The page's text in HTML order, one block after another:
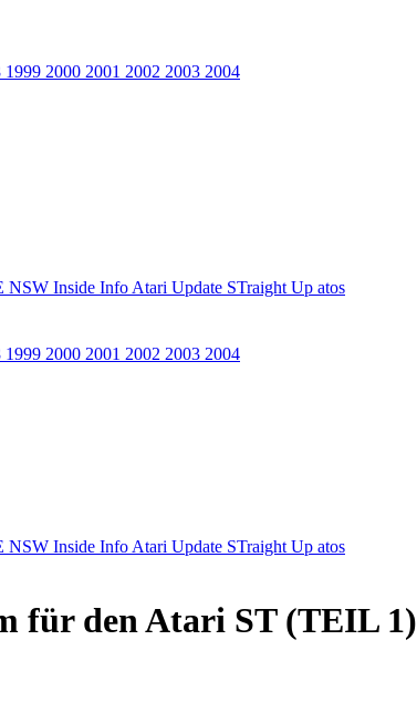
1999 2000 2001 2002 2003 2004
NSW Inside Info Atari Update STraight Up atos
1999 2000 2001 2002 2003 2004
NSW Inside Info Atari Update STraight Up atos
für den Atari ST (TEIL 1)